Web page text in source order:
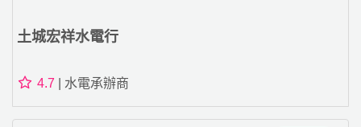
土城宏祥水電行
4.7 | 水電承辦商